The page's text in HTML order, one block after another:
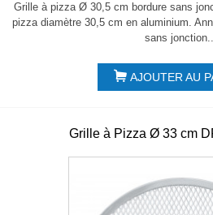
Grille à pizza Ø 30,5 cm bordure sans
pizza diamètre 30,5 cm en aluminium.
sans
AJOUTER AU
Grille à Pizza Ø 33 cm